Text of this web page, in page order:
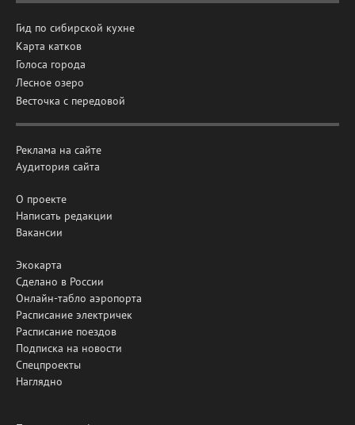
Гид по сибирской кухне
Карта катков
Голоса города
Лесное озеро
Весточка с передовой
Реклама на сайте
Аудитория сайта
О проекте
Написать редакции
Вакансии
Экокарта
Сделано в России
Онлайн-табло аэропорта
Расписание электричек
Расписание поездов
Подписка на новости
Спецпроекты
Наглядно